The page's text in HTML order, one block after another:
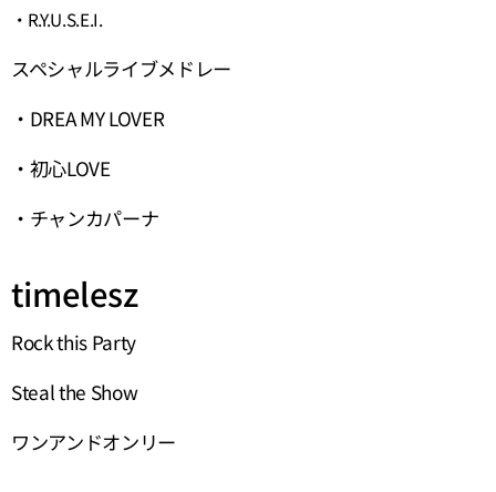
・R.Y.U.S.E.I.
スペシャルライブメドレー
・DREA MY LOVER
・初心LOVE
・チャンカパーナ
timelesz
Rock this Party
Steal the Show
ワンアンドオンリー